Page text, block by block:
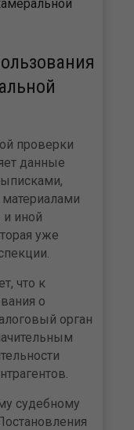
проверки
данные
материалами
и иной
уже
что к
о
орган
судебному